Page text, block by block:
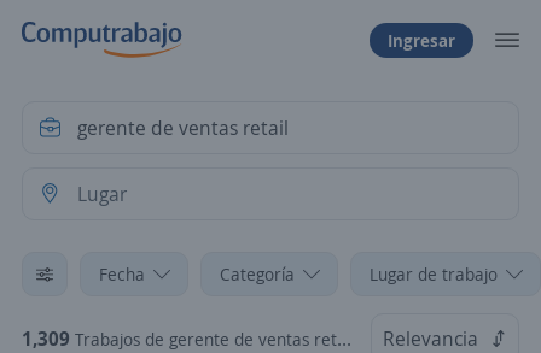
Ingresar
Fecha Categoría Lugar de trabajo
1,309 Trabajos de gerente de ventas retail Relevancia